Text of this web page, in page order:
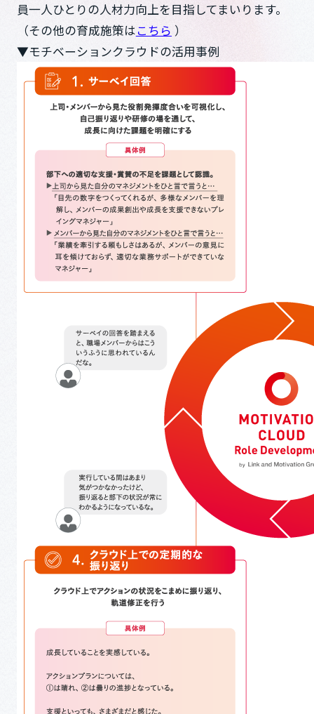
員一人ひとりの人材力向上を目指してまいります。
（その他の育成施策はこちら ）
▼モチベーションクラウドの活用事例